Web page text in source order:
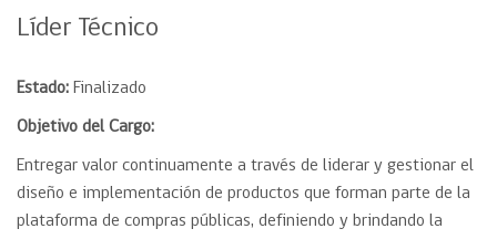
Líder Técnico
Estado: Finalizado
Objetivo del Cargo:
Entregar valor continuamente a través de liderar y gestionar el
diseño e implementación de productos que forman parte de la
plataforma de compras públicas, definiendo y brindando la